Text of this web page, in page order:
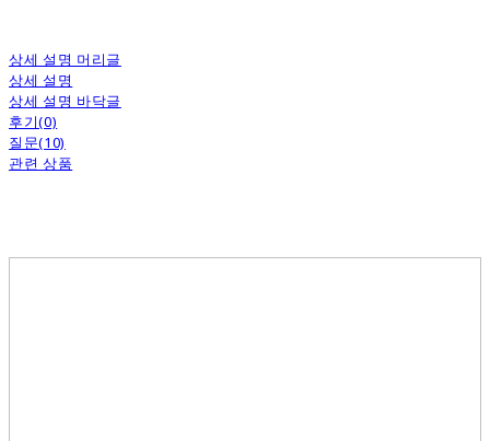
상세 설명 머리글
상세 설명
상세 설명 바닥글
후기(0)
질문(10)
관련 상품